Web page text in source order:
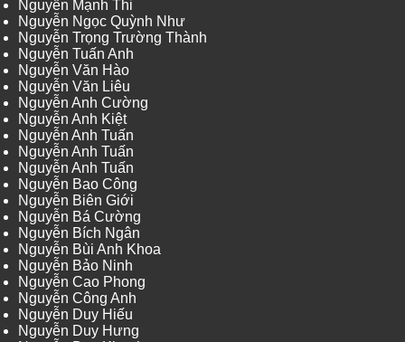
Nguyễn Mạnh Thi
Nguyễn Ngọc Quỳnh Như
Nguyễn Trọng Trường Thành
Nguyễn Tuấn Anh
Nguyễn Văn Hào
Nguyễn Văn Liêu
Nguyễn Anh Cường
Nguyễn Anh Kiệt
Nguyễn Anh Tuấn
Nguyễn Anh Tuấn
Nguyễn Anh Tuấn
Nguyễn Bao Công
Nguyễn Biên Giới
Nguyễn Bá Cường
Nguyễn Bích Ngân
Nguyễn Bùi Anh Khoa
Nguyễn Bảo Ninh
Nguyễn Cao Phong
Nguyễn Công Anh
Nguyễn Duy Hiếu
Nguyễn Duy Hưng